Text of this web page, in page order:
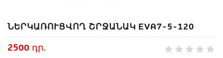
ՆԵՐԿԱՌՈՒՑՎՈՂ ՇՐՋԱՆԱԿ EVA7-5-120
2500 դր.